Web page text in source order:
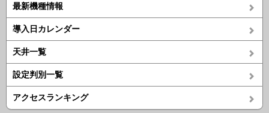
最新機種情報
導入日カレンダー
天井一覧
設定判別一覧
アクセスランキング